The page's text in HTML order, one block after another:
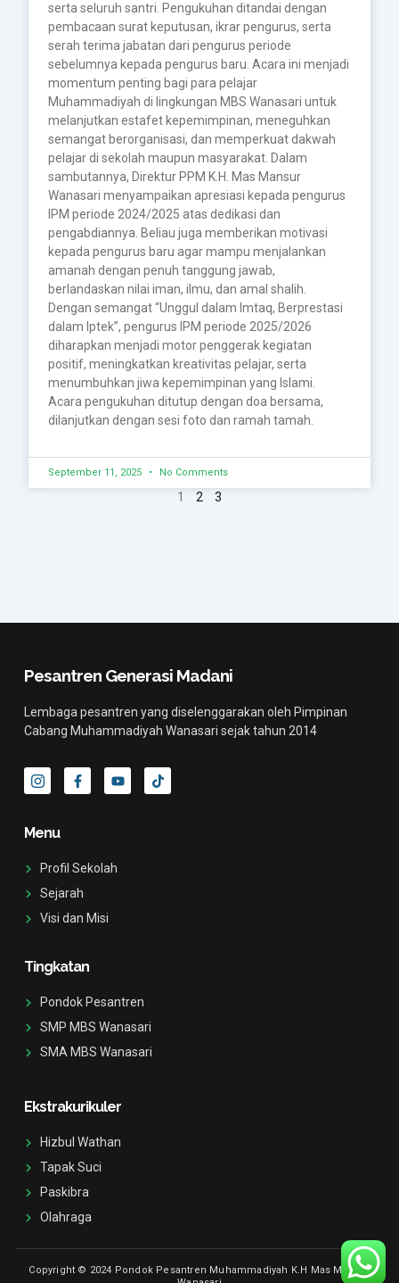
serta seluruh santri. Pengukuhan ditandai dengan
pembacaan surat keputusan, ikrar pengurus, serta
serah terima jabatan dari pengurus periode
sebelumnya kepada pengurus baru. Acara ini menjadi
momentum penting bagi para pelajar
Muhammadiyah di lingkungan MBS Wanasari untuk
melanjutkan estafet kepemimpinan, meneguhkan
semangat berorganisasi, dan memperkuat dakwah
pelajar di sekolah maupun masyarakat. Dalam
sambutannya, Direktur PPM K.H. Mas Mansur
Wanasari menyampaikan apresiasi kepada pengurus
IPM periode 2024/2025 atas dedikasi dan
pengabdiannya. Beliau juga memberikan motivasi
kepada pengurus baru agar mampu menjalankan
amanah dengan penuh tanggung jawab,
berlandaskan nilai iman, ilmu, dan amal shalih.
Dengan semangat “Unggul dalam Imtaq, Berprestasi
dalam Iptek”, pengurus IPM periode 2025/2026
diharapkan menjadi motor penggerak kegiatan
positif, meningkatkan kreativitas pelajar, serta
menumbuhkan jiwa kepemimpinan yang Islami.
Acara pengukuhan ditutup dengan doa bersama,
dilanjutkan dengan sesi foto dan ramah tamah.
September 11, 2025 No Comments
1 2 3
Pesantren Generasi Madani
Lembaga pesantren yang diselenggarakan oleh Pimpinan
Cabang Muhammadiyah Wanasari sejak tahun 2014
I
c
o
-
i
s
a
r
-
1
F
a
c
k
f
Y
o
u
T
i
k
Menu
Profil Sekolah
Sejarah
Visi dan Misi
Tingkatan
Pondok Pesantren
SMP MBS Wanasari
SMA MBS Wanasari
Ekstrakurikuler
Hizbul Wathan
Tapak Suci
Paskibra
Olahraga
Copyright © 2024 Pondok Pesantren Muhammadiyah K.H Mas Mansur